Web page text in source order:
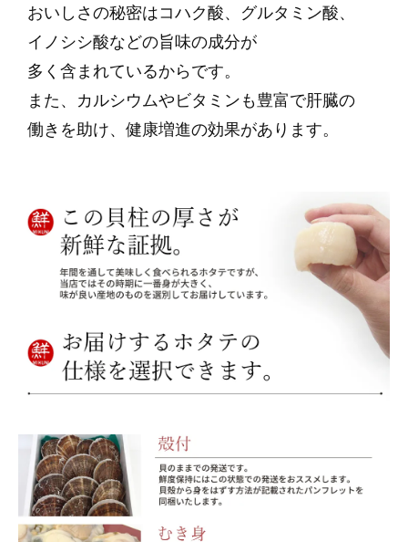
おいしさの秘密はコハク酸、グルタミン酸、
イノシシ酸などの旨味の成分が
多く含まれているからです。
また、カルシウムやビタミンも豊富で肝臓の
働きを助け、健康増進の効果があります。